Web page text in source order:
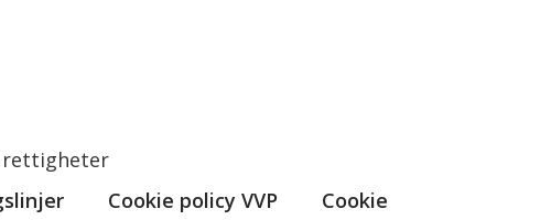
rettigheter
Cookie policy VVP Cookie